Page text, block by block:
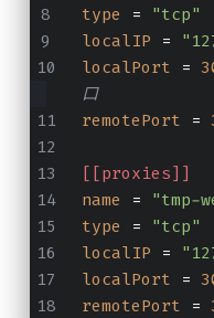
type = "tcp"
localIP =
localPort =
口
remotePort =
[[proxies]]
name = "tmp-
type = "tcp"
localIP =
localPort =
remotePort =